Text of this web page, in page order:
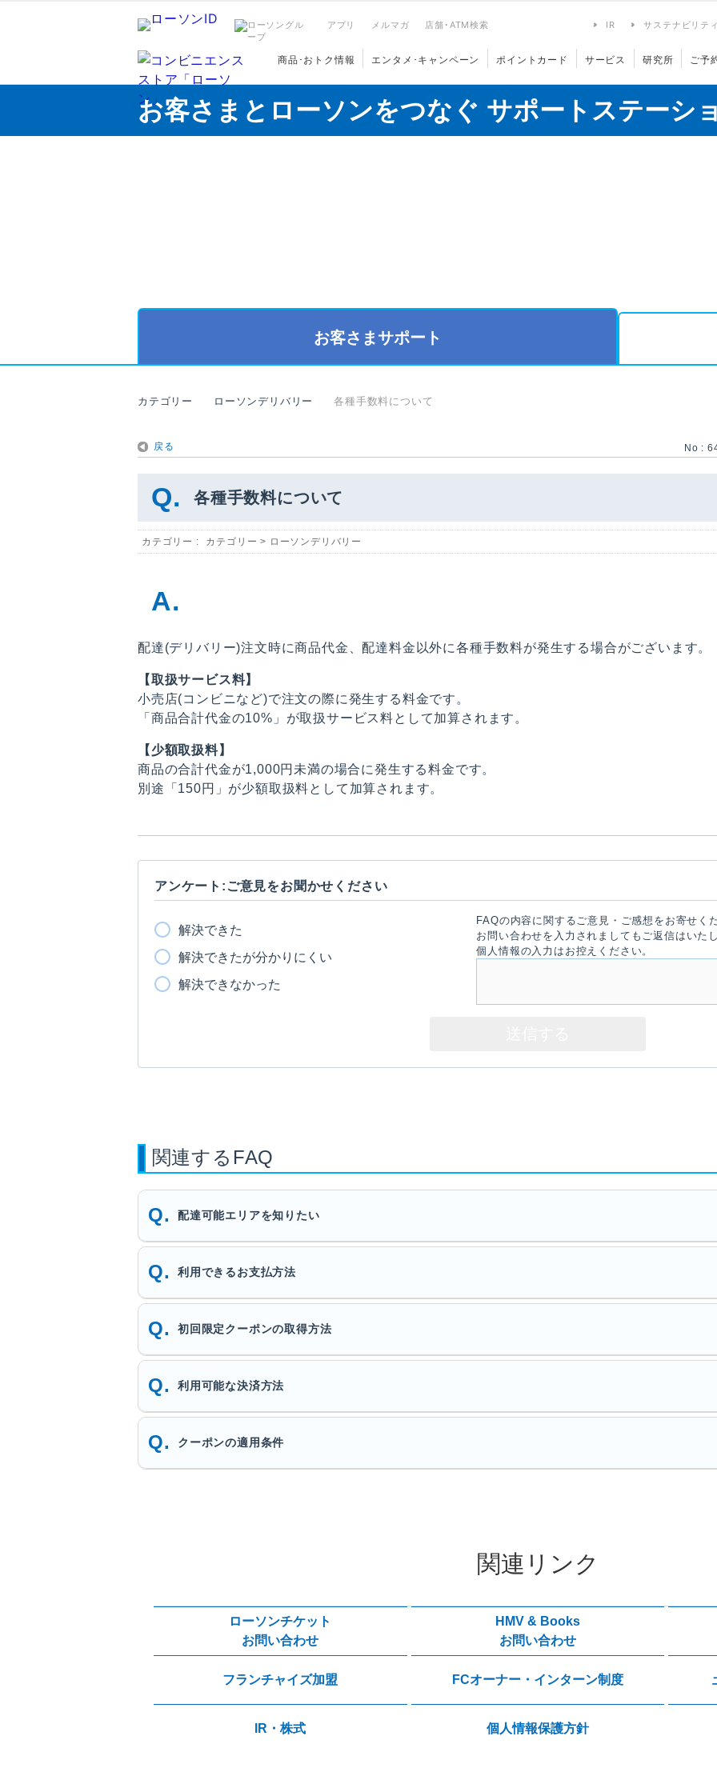
アプリ メルマガ 店舗･ATM検索 IR サステナビリティ
商品･おトク情報 エンタメ･キャンペーン ポイントカード サービス 研究所 ご予
お客さまとローソンをつなぐ サポートステーシ
お客さまサポート
カテゴリー ローソンデリバリー 各種手数料について
戻る No :
各種手数料について
カテゴリー : カテゴリー > ローソンデリバリー
配達(デリバリー)注文時に商品代金、配達料金以外に各種手数料が発生する場合がございます。
【取扱サービス料】
小売店(コンビニなど)で注文の際に発生する料金です。
「商品合計代金の10%」が取扱サービス料として加算されます。
【少額取扱料】
商品の合計代金が1,000円未満の場合に発生する料金です。
別途「150円」が少額取扱料として加算されます。
アンケート:ご意見をお聞かせください
解決できた
解決できたが分かりにくい
解決できなかった
FAQの内容に関するご意見・ご感想をお寄せく
お問い合わせを入力されましてもご返信はいた
個人情報の入力はお控えください。
関連するFAQ
配達可能エリアを知りたい
利用できるお支払方法
初回限定クーポンの取得方法
利用可能な決済方法
クーポンの適用条件
関連リンク
ローソンチケット
お問い合わせ
HMV & Books
お問い合わせ
フランチャイズ加盟 FCオーナー・インターン制度
IR・株式 個人情報保護方針